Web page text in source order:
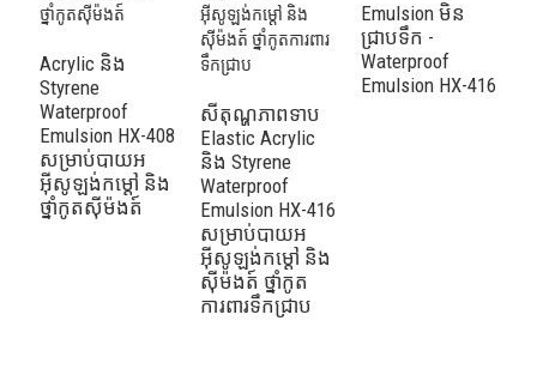
Acrylic និង
Styrene
Waterproof
Emulsion HX-408
សម្រាប់បាយអ
អ៊ីសូឡង់កម្ដៅ និង
ថ្នាំកូតស៊ីម៉ងត៍
សីតុណ្ហភាពទាប
Elastic Acrylic
និង Styrene
Waterproof
Emulsion HX-416
សម្រាប់បាយអ
អ៊ីសូឡង់កម្ដៅ និង
ស៊ីម៉ងត៍ ថ្នាំកូត
ការពារទឹកជ្រាប
Emulsion មិន
ជ្រាបទឹក -
Waterproof
Emulsion HX-416